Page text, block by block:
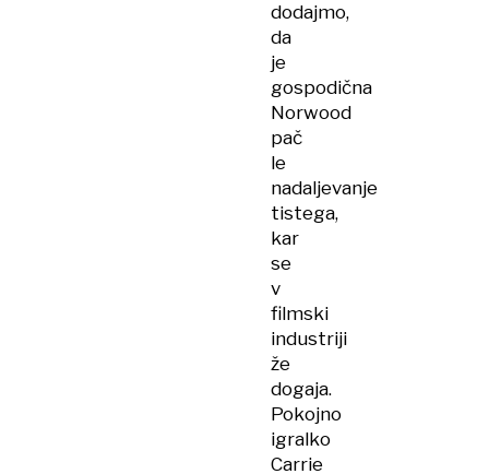
dodajmo,
da
je
gospodična
Norwood
pač
le
nadaljevanje
tistega,
kar
se
v
filmski
industriji
že
dogaja.
Pokojno
igralko
Carrie